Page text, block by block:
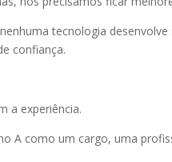
tecnologia
confiança.
a experiência.
A como um cargo, uma